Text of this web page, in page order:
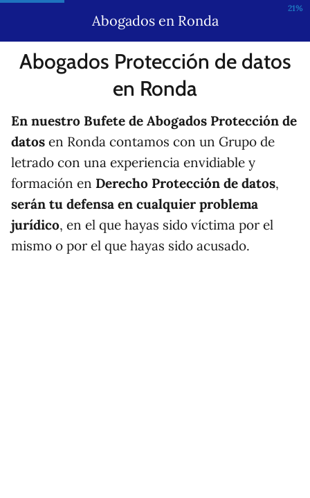
21%
Abogados en Ronda
Abogados Protección de datos
en Ronda
En nuestro Bufete de Abogados Protección de
datos en Ronda contamos con un Grupo de
letrado con una experiencia envidiable y
formación en Derecho Protección de datos,
serán tu defensa en cualquier problema
jurídico, en el que hayas sido víctima por el
mismo o por el que hayas sido acusado.